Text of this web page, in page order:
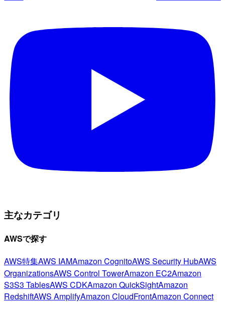
主なカテゴリ
AWSで探す
AWS特集AWS IAMAmazon CognitoAWS Security HubAWS
OrganizationsAWS Control TowerAmazon EC2Amazon
S3S3 TablesAWS CDKAmazon QuickSightAmazon
RedshiftAWS AmplifyAmazon CloudFrontAmazon Connect